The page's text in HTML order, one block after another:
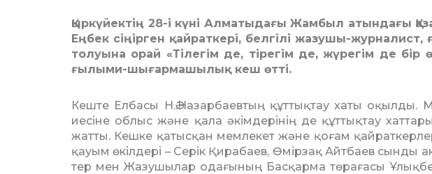
Қыркүйектің 28-і күні Алматыдағы Жамбыл атындағы
Еңбек сіңірген қайраткері, белгілі жазушы-
толуына орай «Тілегім де, тірегім де, жүрегім де бір
ғылыми-шығармашылық кеш өтті.
Кеште Елбасы Н.Ә.Назарбаевтың құттықтау хаты оқылды.
ие­сіне облыс және қала әкімдері­нің де құттықтау
жат­ты. Кешке қатысқан мемлекет жә­не қоғам
қауым өкілдері – Серік Қирабаев, Өмір­зақ Айтбаев сынды
тер мен Жазушылар одағының Бас­қарма төрағасы